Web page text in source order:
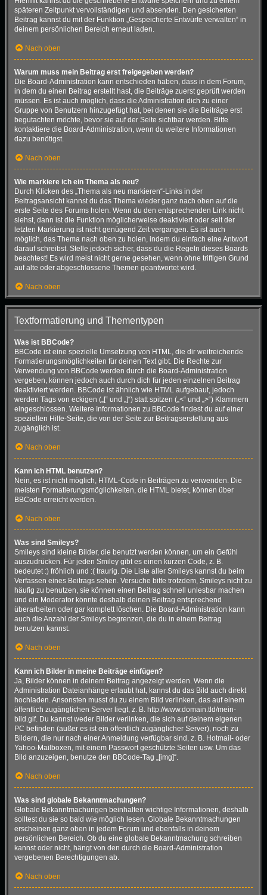
späteren Zeitpunkt vervollständigen und absenden. Den gesicherten
Beitrag kannst du mit der Funktion „Gespeicherte Entwürfe verwalten“ in
deinem persönlichen Bereich erneut laden.
Nach oben
Warum muss mein Beitrag erst freigegeben werden?
Die Board-Administration kann entschieden haben, dass in dem Forum,
in dem du einen Beitrag erstellt hast, die Beiträge zuerst geprüft werden
müssen. Es ist auch möglich, dass die Administration dich zu einer
Gruppe von Benutzern hinzugefügt hat, bei denen sie die Beiträge erst
begutachten möchte, bevor sie auf der Seite sichtbar werden. Bitte
kontaktiere die Board-Administration, wenn du weitere Informationen
dazu benötigst.
Nach oben
Wie markiere ich ein Thema als neu?
Durch Klicken des „Thema als neu markieren“-Links in der
Beitragsansicht kannst du das Thema wieder ganz nach oben auf die
erste Seite des Forums holen. Wenn du den entsprechenden Link nicht
siehst, dann ist die Funktion möglicherweise deaktiviert oder seit der
letzten Markierung ist nicht genügend Zeit vergangen. Es ist auch
möglich, das Thema nach oben zu holen, indem du einfach eine Antwort
darauf schreibst. Stelle jedoch sicher, dass du die Regeln dieses Boards
beachtest! Es wird meist nicht gerne gesehen, wenn ohne triftigen Grund
auf alte oder abgeschlossene Themen geantwortet wird.
Nach oben
Textformatierung und Thementypen
Was ist BBCode?
BBCode ist eine spezielle Umsetzung von HTML, die dir weitreichende
Formatierungsmöglichkeiten für deinen Text gibt. Die Rechte zur
Verwendung von BBCode werden durch die Board-Administration
vergeben, können jedoch auch durch dich für jeden einzelnen Beitrag
deaktiviert werden. BBCode ist ähnlich wie HTML aufgebaut, jedoch
werden Tags von eckigen („[“ und „]“) statt spitzen („<“ und „>“) Klammern
eingeschlossen. Weitere Informationen zu BBCode findest du auf einer
speziellen Hilfe-Seite, die von der Seite zur Beitragserstellung aus
zugänglich ist.
Nach oben
Kann ich HTML benutzen?
Nein, es ist nicht möglich, HTML-Code in Beiträgen zu verwenden. Die
meisten Formatierungsmöglichkeiten, die HTML bietet, können über
BBCode erreicht werden.
Nach oben
Was sind Smileys?
Smileys sind kleine Bilder, die benutzt werden können, um ein Gefühl
auszudrücken. Für jeden Smiley gibt es einen kurzen Code, z. B.
bedeutet :) fröhlich und :( traurig. Die Liste aller Smileys kannst du beim
Verfassen eines Beitrags sehen. Versuche bitte trotzdem, Smileys nicht zu
häufig zu benutzen, sie können einen Beitrag schnell unlesbar machen
und ein Moderator könnte deshalb deinen Beitrag entsprechend
überarbeiten oder gar komplett löschen. Die Board-Administration kann
auch die Anzahl der Smileys begrenzen, die du in einem Beitrag
benutzen kannst.
Nach oben
Kann ich Bilder in meine Beiträge einfügen?
Ja, Bilder können in deinem Beitrag angezeigt werden. Wenn die
Administration Dateianhänge erlaubt hat, kannst du das Bild auch direkt
hochladen. Ansonsten musst du zu einem Bild verlinken, das auf einem
öffentlich zugänglichen Server liegt, z. B. http://www.domain.tld/mein-
bild.gif. Du kannst weder Bilder verlinken, die sich auf deinem eigenen
PC befinden (außer es ist ein öffentlich zugänglicher Server), noch zu
Bildern, die nur nach einer Anmeldung verfügbar sind, z. B. Hotmail- oder
Yahoo-Mailboxen, mit einem Passwort geschützte Seiten usw. Um das
Bild anzuzeigen, benutze den BBCode-Tag „[img]“.
Nach oben
Was sind globale Bekanntmachungen?
Globale Bekanntmachungen beinhalten wichtige Informationen, deshalb
solltest du sie so bald wie möglich lesen. Globale Bekanntmachungen
erscheinen ganz oben in jedem Forum und ebenfalls in deinem
persönlichen Bereich. Ob du eine globale Bekanntmachung schreiben
kannst oder nicht, hängt von den durch die Board-Administration
vergebenen Berechtigungen ab.
Nach oben